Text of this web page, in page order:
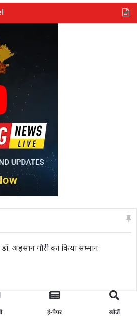
ई-पेपर खोजें
अहसान गौरी का किया सम्मान